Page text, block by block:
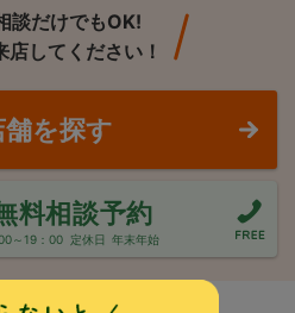
談だけでもOK!
店してください！
舗を探す
料相談予約
～19：00 定休日 年末年始